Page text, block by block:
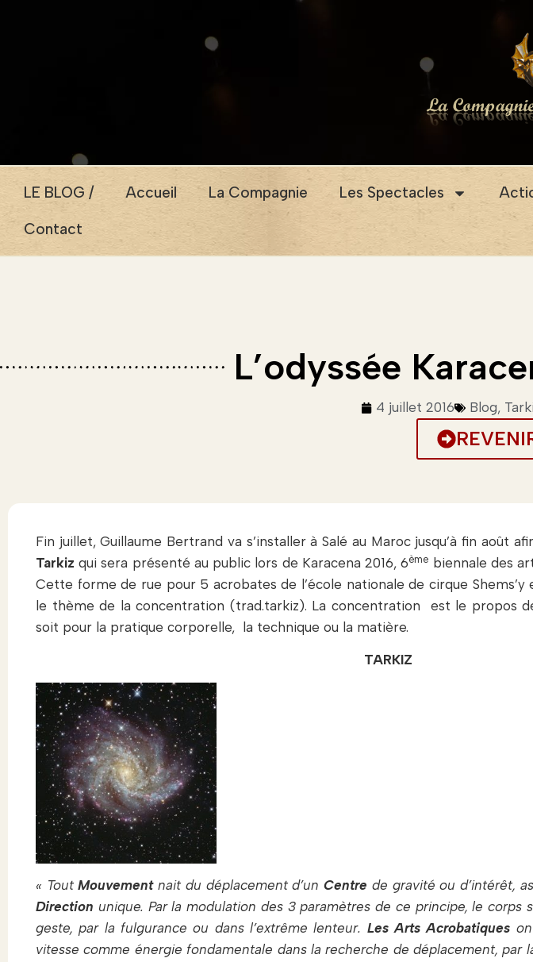
LE BLOG / Accueil La Compagnie Les Spectacles
Contact
L’odyssée
4 juillet 2016 Blog,
Fin juillet, Guillaume Bertrand va s’installer à Salé au Maroc jusqu’à fin août
Tarkiz qui sera présenté au public lors de Karacena 2016, 6ème biennale des
Cette forme de rue pour 5 acrobates de l’école nationale de cirque
le thème de la concentration (trad.tarkiz). La concentration est le propos
soit pour la pratique corporelle, la technique ou la matière.
TARKIZ
« ToutMouvementnait du déplacement d’unCentre de gravité ou d’intérêt,
Direction unique. Par la modulation des 3 paramètres de ce principe, le corps
geste, par la fulgurance ou dans l’extrême lenteur. Les Arts Acrobatiques
vitesse comme énergie fondamentale dans la recherche de déplacement, par